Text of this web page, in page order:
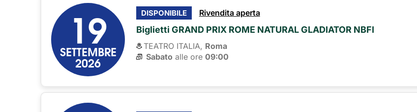
19
SETTEMBRE
2026
DISPONIBILE Rivendita aperta
Biglietti GRAND PRIX ROME NATURAL GLADIATOR NBFI
TEATRO ITALIA, Roma
Sabato alle ore 09:00